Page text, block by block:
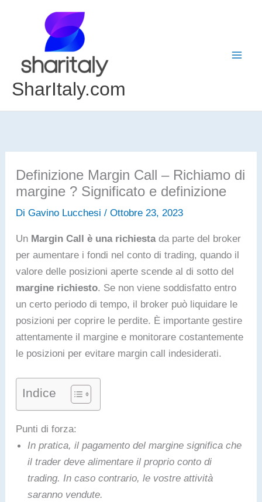
SharItaly.com
Definizione Margin Call – Richiamo di
margine ? Significato e definizione
Di Gavino Lucchesi / Ottobre 23, 2023
Un Margin Call è una richiestada parte del broker
per aumentare i fondi nel conto di trading, quando il
valore delle posizioni aperte scende al di sotto del
margine richiesto. Se non viene soddisfatto entro
un certo periodo di tempo, il broker può liquidare le
posizioni per coprire le perdite. È importante gestire
attentamente il margine e monitorare costantemente
le posizioni per evitare margin call indesiderati.
Indice
Punti di forza:
In pratica, il pagamento del margine significa che
il trader deve alimentare il proprio conto di
trading. In caso contrario, le vostre attività
saranno vendute.